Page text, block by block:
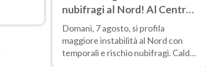
nubifragi al Nord! Al Centro-
Sud caldo estremo
Domani, 7 agosto, si profila
maggiore instabilità al Nord con
temporali e rischio nubifragi. Caldo